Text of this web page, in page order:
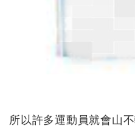
所以許多運動員就會山